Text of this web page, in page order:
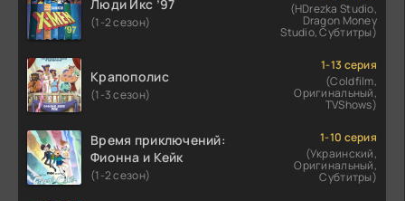
Люди Икс ’97
(1-2 сезон)
(HDrezka Studio,
Dragon Money
Studio, Субтитры)
Крапополис
(1-3 сезон)
1-13 серия
(Coldfilm,
Оригинальный,
TVShows)
Время приключений:
Фионна и Кейк
(1-2 сезон)
1-10 серия
(Украинский,
Оригинальный,
Субтитры)